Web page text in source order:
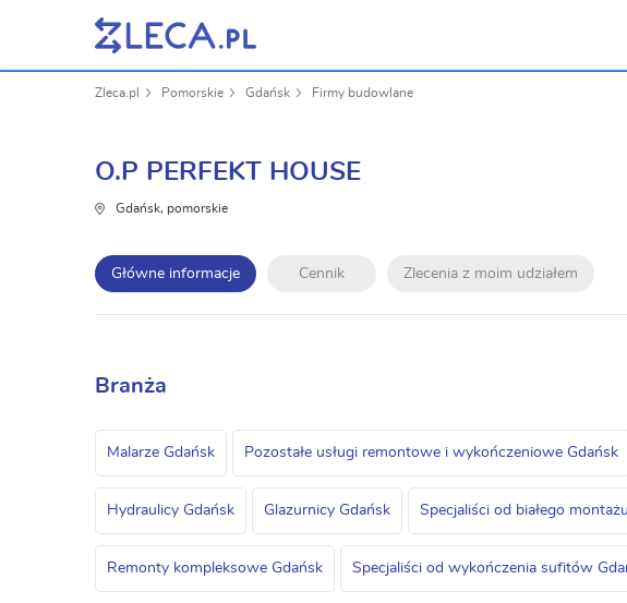
Zleca.pl Pomorskie Gdańsk Firmy budowlane
O.P PERFEKT HOUSE
Gdańsk, pomorskie
Główne informacje Cennik Zlecenia z moim udziałem
Branża
Malarze Gdańsk Pozostałe usługi remontowe i wykończeniowe Gdańsk
Hydraulicy Gdańsk Glazurnicy Gdańsk Specjaliści od białego
Remonty kompleksowe Gdańsk Specjaliści od wykończenia sufitów